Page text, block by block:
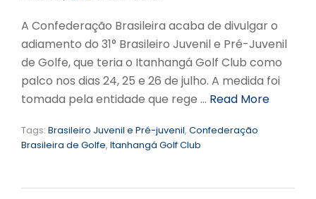
A Confederação Brasileira acaba de divulgar o
adiamento do 31° Brasileiro Juvenil e Pré-Juvenil
de Golfe, que teria o Itanhangá Golf Club como
palco nos dias 24, 25 e 26 de julho. A medida foi
tomada pela entidade que rege … Read More
Tags: Brasileiro Juvenil e Pré-juvenil, Confederação
Brasileira de Golfe, Itanhangá Golf Club